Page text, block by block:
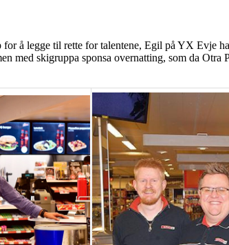
å legge til rette for talentene, Egil på YX Evje
med skigruppa sponsa overnatting, som da Otra